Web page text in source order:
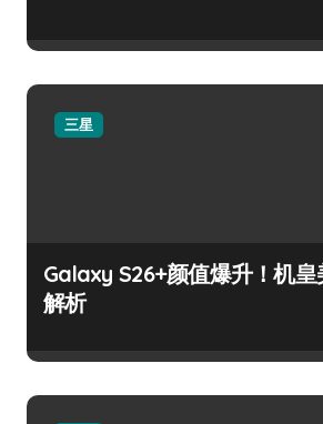
三星
Galaxy S26+颜值爆升！机皇
解析